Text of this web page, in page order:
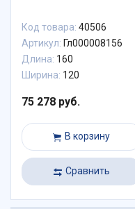
Код товара: 40506
Артикул: Гл000008156
Длина: 160
Ширина: 120
75 278 руб.
В корзину
Сравнить